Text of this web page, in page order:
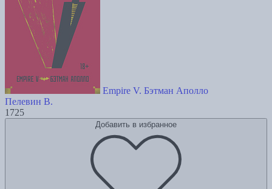
Empire V. Бэтман Аполло
Пелевин В.
1725
Добавить в избранное